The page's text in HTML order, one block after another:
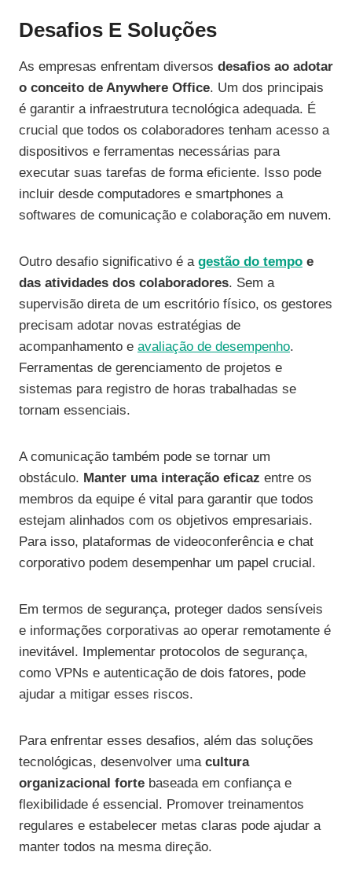
Desafios E Soluções
As empresas enfrentam diversos desafios ao adotar
o conceito de Anywhere Office. Um dos principais
é garantir a infraestrutura tecnológica adequada. É
crucial que todos os colaboradores tenham acesso a
dispositivos e ferramentas necessárias para
executar suas tarefas de forma eficiente. Isso pode
incluir desde computadores e smartphones a
softwares de comunicação e colaboração em nuvem.
Outro desafio significativo é a gestão do tempo e
das atividades dos colaboradores. Sem a
supervisão direta de um escritório físico, os gestores
precisam adotar novas estratégias de
acompanhamento e avaliação de desempenho.
Ferramentas de gerenciamento de projetos e
sistemas para registro de horas trabalhadas se
tornam essenciais.
A comunicação também pode se tornar um
obstáculo. Manter uma interação eficaz entre os
membros da equipe é vital para garantir que todos
estejam alinhados com os objetivos empresariais.
Para isso, plataformas de videoconferência e chat
corporativo podem desempenhar um papel crucial.
Em termos de segurança, proteger dados sensíveis
e informações corporativas ao operar remotamente é
inevitável. Implementar protocolos de segurança,
como VPNs e autenticação de dois fatores, pode
ajudar a mitigar esses riscos.
Para enfrentar esses desafios, além das soluções
tecnológicas, desenvolver uma cultura
organizacional forte baseada em confiança e
flexibilidade é essencial. Promover treinamentos
regulares e estabelecer metas claras pode ajudar a
manter todos na mesma direção.